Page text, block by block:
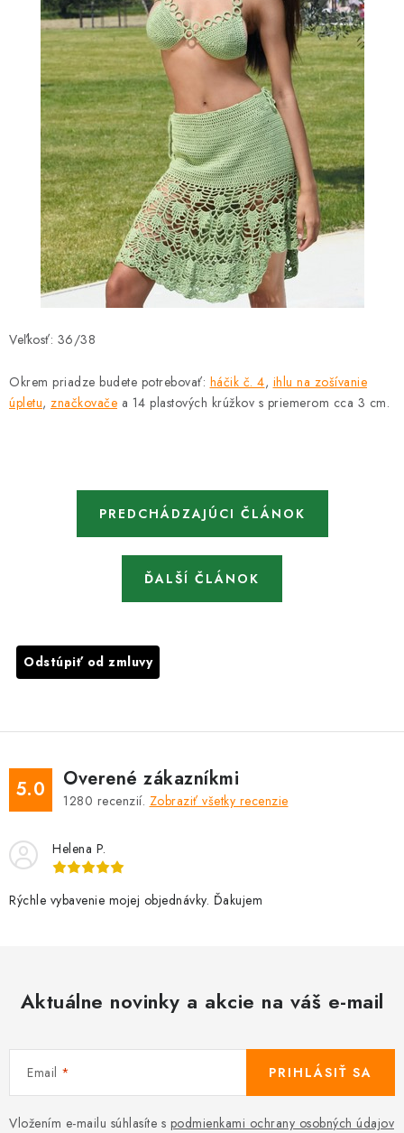
Veľkosť: 36/38
Okrem priadze budete potrebovať: háčik č. 4, ihlu na zošívanie
úpletu, značkovače a 14 plastových krúžkov s priemerom cca 3 cm.
PREDCHÁDZAJÚCI ČLÁNOK
ĎALŠÍ ČLÁNOK
Odstúpiť od zmluvy
5.0 Overené zákazníkmi
1280 recenzií. Zobraziť všetky recenzie
Helena P.
Rýchle vybavenie mojej objednávky. Ďakujem
Aktuálne novinky a akcie na váš e-mail
Email
Vložením e-mailu súhlasíte s podmienkami ochrany osobných údajov
PRIHLÁSIŤ SA